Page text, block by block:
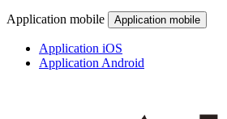
Application mobile Application mobile
Application iOS
Application Android